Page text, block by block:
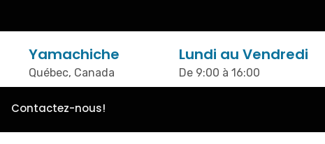
Yamachiche
Québec, Canada
Lundi au Vendredi
De 9:00 à 16:00
Contactez-nous!